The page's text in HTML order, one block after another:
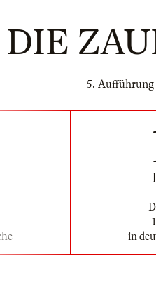
DIE
5. Aufführung
in